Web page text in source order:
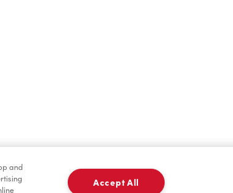
Marchandises
and
Accept All